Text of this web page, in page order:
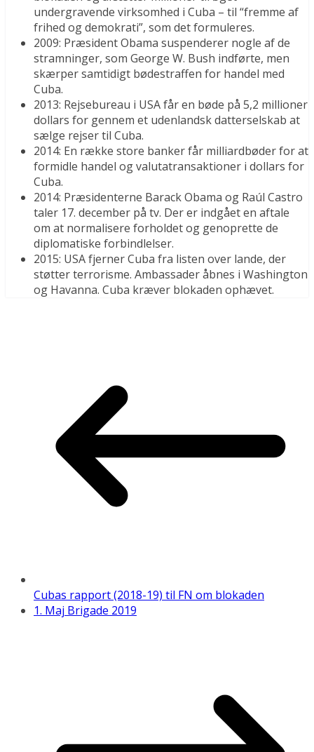
undergravende virksomhed i Cuba – til “fremme af
frihed og demokrati”, som det formuleres.
2009: Præsident Obama suspenderer nogle af de
stramninger, som George W. Bush indførte, men
skærper samtidigt bødestraffen for handel med
Cuba.
2013: Rejsebureau i USA får en bøde på 5,2 millioner
dollars for gennem et udenlandsk datterselskab at
sælge rejser til Cuba.
2014: En række store banker får milliardbøder for at
formidle handel og valutatransaktioner i dollars for
Cuba.
2014: Præsidenterne Barack Obama og Raúl Castro
taler 17. december på tv. Der er indgået en aftale
om at normalisere forholdet og genoprette de
diplomatiske forbindlelser.
2015: USA fjerner Cuba fra listen over lande, der
støtter terrorisme. Ambassader åbnes i Washington
og Havanna. Cuba kræver blokaden ophævet.
Cubas rapport (2018-19) til FN om blokaden
1. Maj Brigade 2019